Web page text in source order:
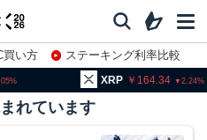
買い方
ステーキング利率比較
BNB
れています